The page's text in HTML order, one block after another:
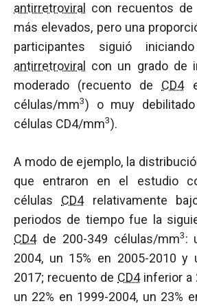
antirretroviral
con recuentos de
más elevados, pero una
participantes siguió
antirretroviral
con un grado de
moderado (recuento de CD4
células/mm3) o muy
células CD4/mm3).
A modo de ejemplo, la
que entraron en el estudio
células CD4relativamente
periodos de tiempo fue la
CD4de 200-349 células/mm3:
2004, un 15% en 2005-2010 y
2017; recuento de CD4inferior a
un 22% en 1999-2004, un 23%